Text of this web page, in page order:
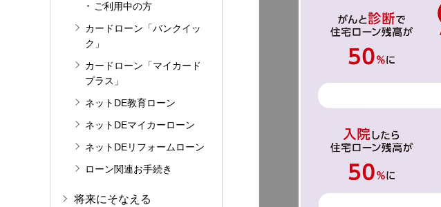
ご利用中の方
カードローン「バンクイッ
ク」
カードローン「マイカード
プラス」
ネットDE教育ローン
ネットDEマイカーローン
ネットDEリフォームローン
ローン関連お手続き
将来にそなえる